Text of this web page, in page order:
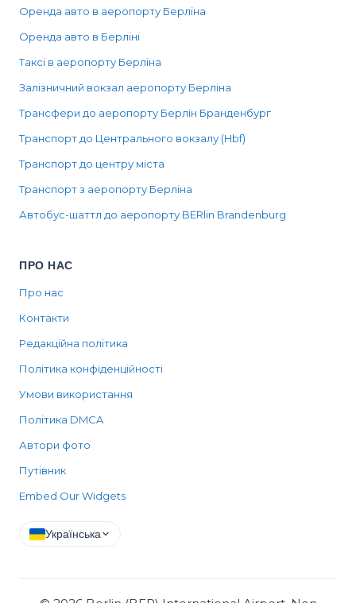
Оренда авто в аеропорту Берліна
Оренда авто в Берліні
Таксі в аеропорту Берліна
Залізничний вокзал аеропорту Берліна
Трансфери до аеропорту Берлін Бранденбург
Транспорт до Центрального вокзалу (Hbf)
Транспорт до центру міста
Транспорт з аеропорту Берліна
Автобус-шаттл до аеропорту BERlin Brandenburg
ПРО НАС
Про нас
Контакти
Редакційна політика
Політика конфіденційності
Умови використання
Політика DMCA
Автори фото
Путівник
Embed Our Widgets
Українська